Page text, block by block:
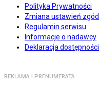
Polityka Prywatności
Zmiana ustawień zgód
Regulamin serwisu
Informacje o nadawcy
Deklaracja dostępności
REKLAMA I PRENUMERATA